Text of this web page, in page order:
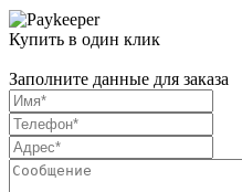
Купить в один клик
Заполните данные для заказа